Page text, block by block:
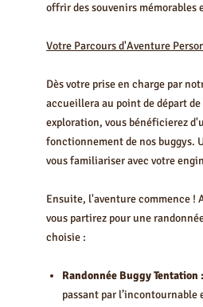
offrir des souvenirs mémorables
Votre Parcours d'Aventure
Dès votre prise en charge par
accueillera au point de départ
exploration, vous bénéficierez
fonctionnement de nos buggys.
vous familiariser avec votre
Ensuite, l'aventure commence !
vous partirez pour une
choisie :
Randonnée Buggy Tentation :
passant par l’incontournable